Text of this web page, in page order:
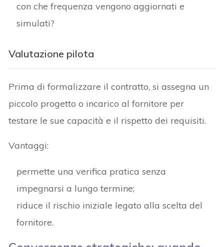
con che frequenza vengono aggiornati e
simulati?
Valutazione pilota
Prima di formalizzare il contratto, si assegna un
piccolo progetto o incarico al fornitore per
testare le sue capacità e il rispetto dei requisiti.
Vantaggi:
permette una verifica pratica senza
impegnarsi a lungo termine;
riduce il rischio iniziale legato alla scelta del
fornitore.